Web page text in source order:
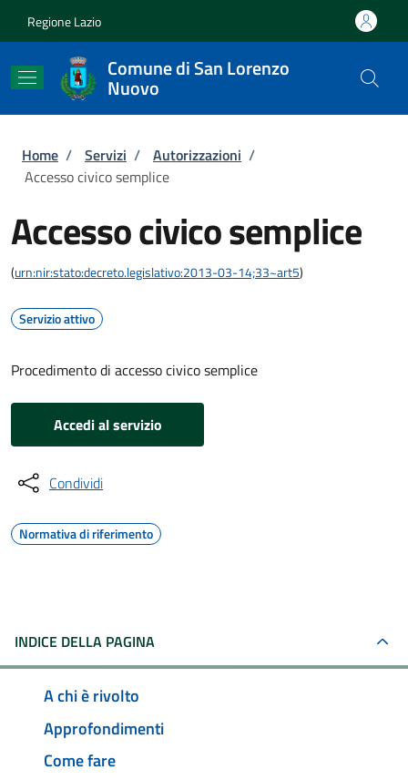
Regione Lazio
Comune di San Lorenzo
Nuovo
Briciole di pane
Home / Servizi / Autorizzazioni /
Accesso civico semplice
Accesso civico semplice
(urn:nir:stato:decreto.legislativo:2013-03-14;33~art5)
Servizio attivo
Procedimento di accesso civico semplice
Accedi al servizio
Condividi
Normativa di riferimento
INDICE DELLA PAGINA
A chi è rivolto
Approfondimenti
Come fare